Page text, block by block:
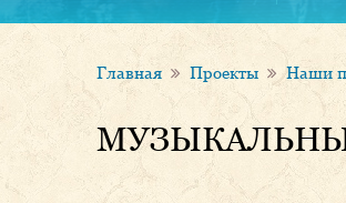
Главная Проекты Наши
МУЗЫКАЛЬНЫЙ